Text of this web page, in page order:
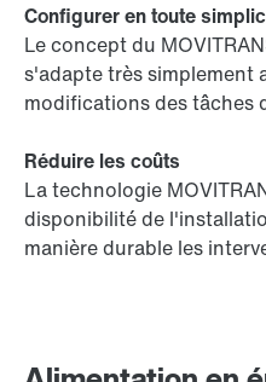
Configurer en toute
Le concept du
s'adapte très simplement
modifications des tâches
Réduire les coûts
La technologie
disponibilité de
manière durable les